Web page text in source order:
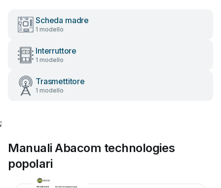
Scheda madre
1 modello
Interruttore
1 modello
Trasmettitore
1 modello
;
Manuali Abacom technologies
popolari